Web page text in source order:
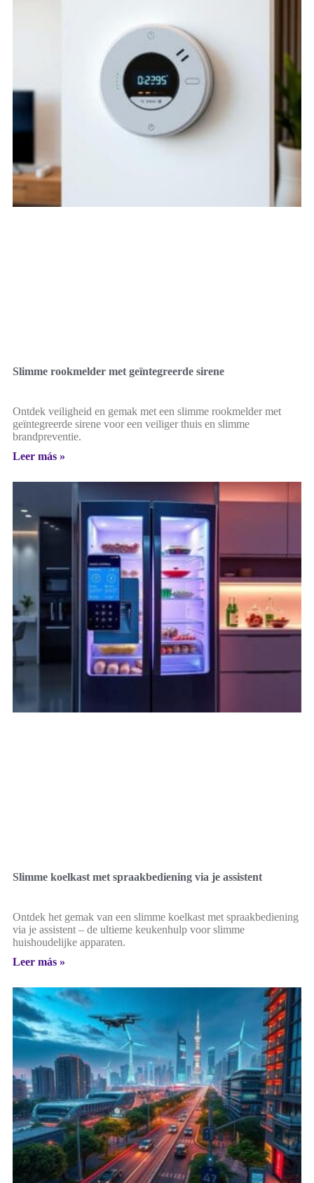
Slimme rookmelder met geïntegreerde sirene
Ontdek veiligheid en gemak met een slimme rookmelder met
geïntegreerde sirene voor een veiliger thuis en slimme
brandpreventie.
Leer más »
Slimme koelkast met spraakbediening via je assistent
Ontdek het gemak van een slimme koelkast met spraakbediening
via je assistent – de ultieme keukenhulp voor slimme
huishoudelijke apparaten.
Leer más »